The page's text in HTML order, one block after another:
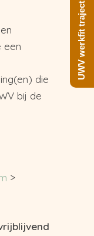
een
die
bij de
>
UWV werkfit traject